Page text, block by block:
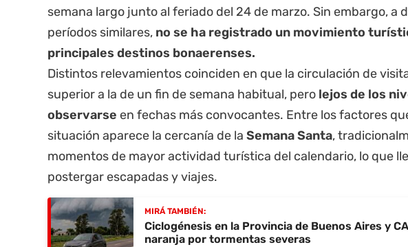
semana largo junto al feriado del 24 de marzo. Sin embargo, a
períodos similares, no se ha registrado un movimiento
principales destinos bonaerenses.
Distintos relevamientos coinciden en que la circulación de
superior a la de un fin de semana habitual, pero lejos de los
observarse en fechas más convocantes. Entre los factores
situación aparece la cercanía de la Semana Santa,
momentos de mayor actividad turística del calendario, lo que
postergar escapadas y viajes.
MIRÁ TAMBIÉN:
Ciclogénesis en la Provincia de Buenos Aires y
naranja por tormentas severas